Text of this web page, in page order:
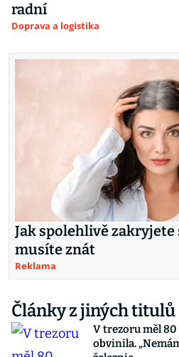
radní
Doprava a logistika
Jak spolehlivě zakryjete
musíte znát
Reklama
Články z jiných titulů
V trezoru měl
obvinila.